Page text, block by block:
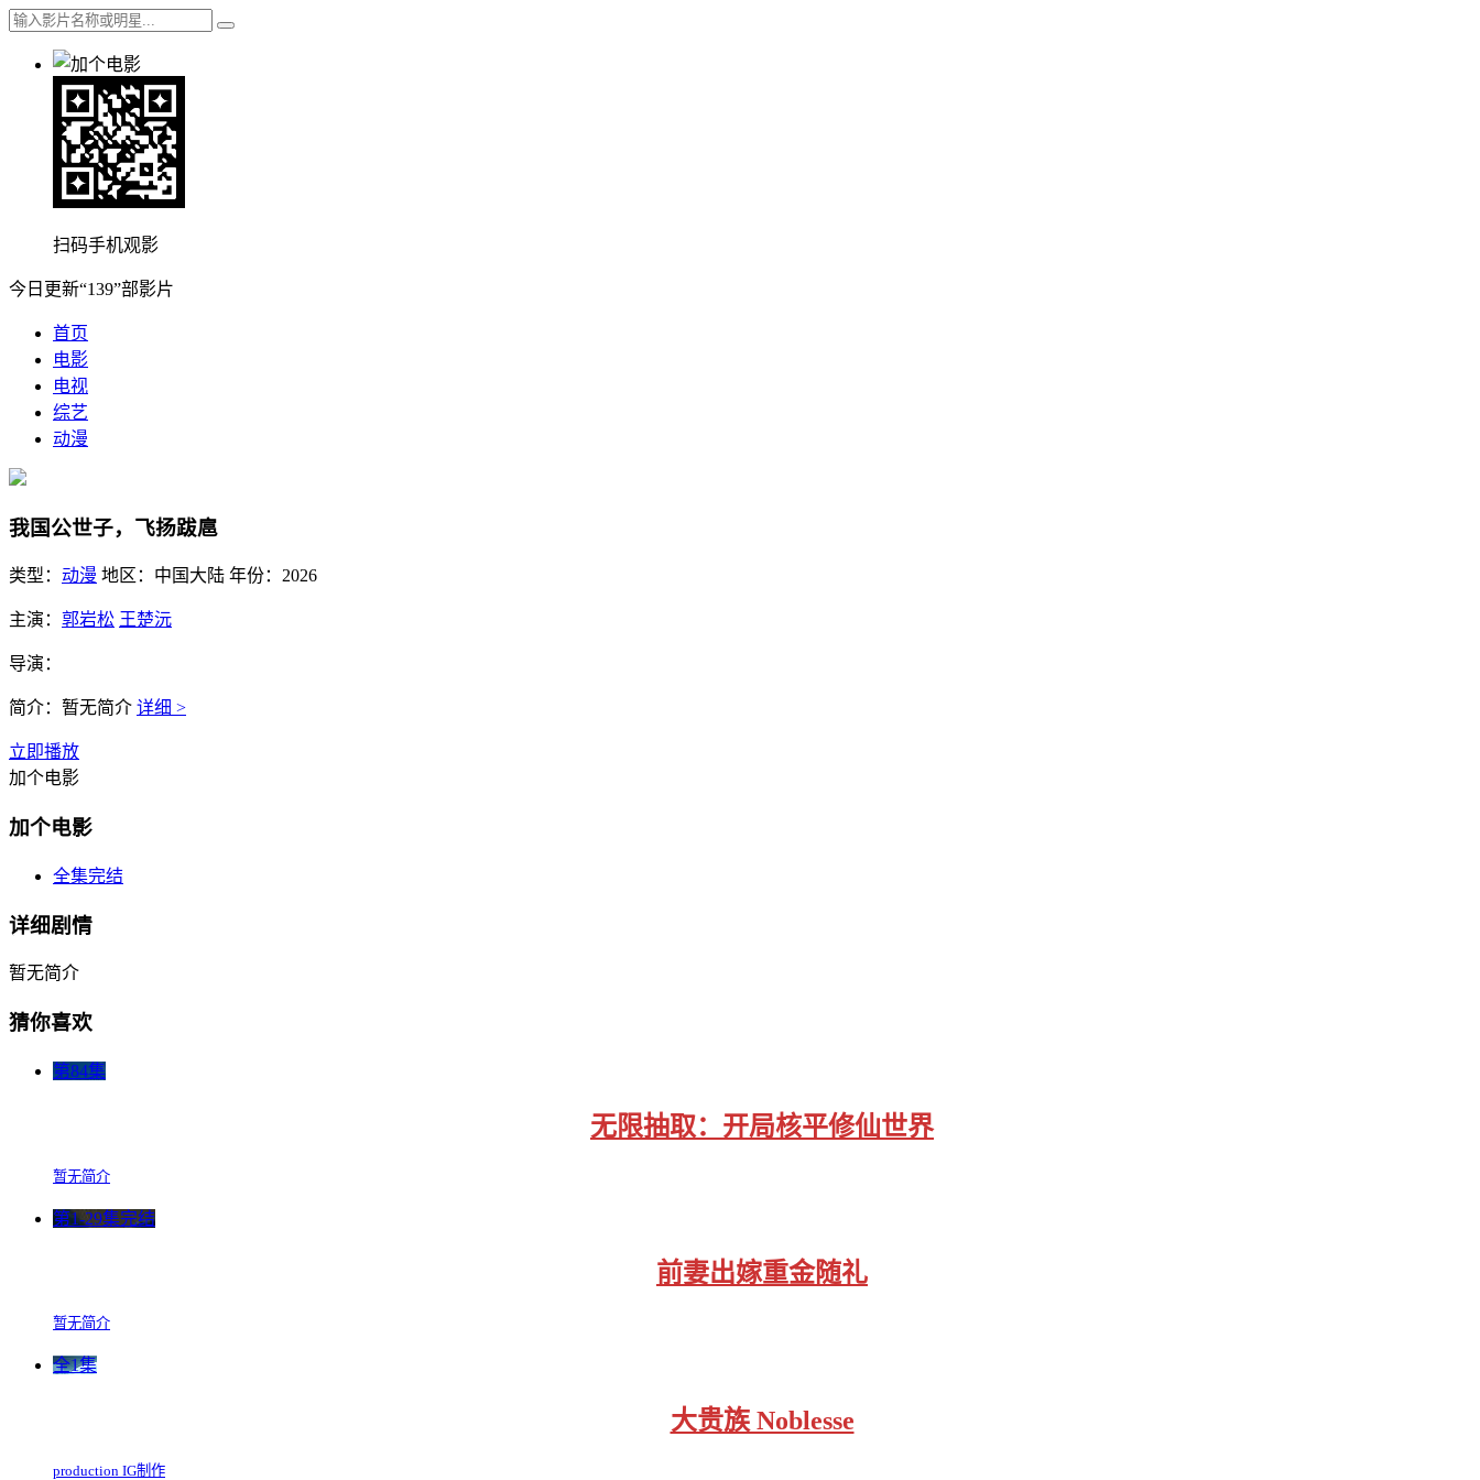
扫码手机观影
今日更新“139”部影片
首页
电影
电视
综艺
动漫
我国公世子，飞扬跋扈
类型： 动漫 地区： 中国大陆 年份： 2026
主演： 郭岩松 王楚沅
导演：
简介： 暂无简介 详细 >
立即播放
加个电影
加个电影
全集完结
详细剧情
暂无简介
猜你喜欢
第84集
无限抽取：开局核平修仙世界
暂无简介
第1-29集完结
前妻出嫁重金随礼
暂无简介
全1集
大贵族 Noblesse
production IG制作